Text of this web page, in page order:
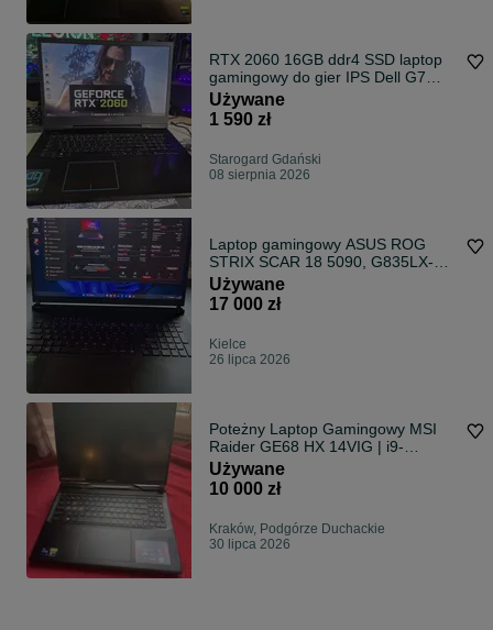
RTX 2060 16GB ddr4 SSD laptop
gamingowy do gier IPS Dell G7
144Hz
Używane
1 590 zł
Starogard Gdański
08 sierpnia 2026
Laptop gamingowy ASUS ROG
STRIX SCAR 18 5090, G835LX-
U9644W
Używane
17 000 zł
Kielce
26 lipca 2026
Poteżny Laptop Gamingowy MSI
Raider GE68 HX 14VIG | i9-
14900HX | RTX 4090 | 64GB RAM
Używane
10 000 zł
Kraków, Podgórze Duchackie
30 lipca 2026